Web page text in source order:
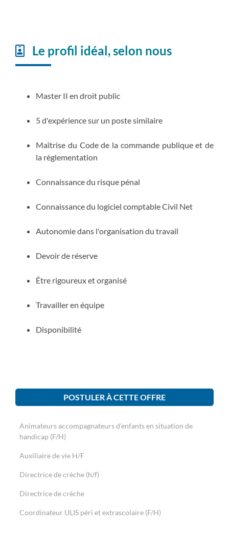
Le profil idéal, selon nous
Master II en droit public
5 d'expérience sur un poste similaire
Maîtrise du Code de la commande publique et de
la règlementation
Connaissance du risque pénal
Connaissance du logiciel comptable Civil Net
Autonomie dans l'organisation du travail
Devoir de réserve
Être rigoureux et organisé
Travailler en équipe
Disponibilité
POSTULER À CETTE OFFRE
Animateurs accompagnateurs d’enfants en situation de
handicap (F/H)
Auxiliaire de vie H/F
Directrice de crèche (h/f)
Directrice de crèche
Coordinateur ULIS péri et extrascolaire (F/H)